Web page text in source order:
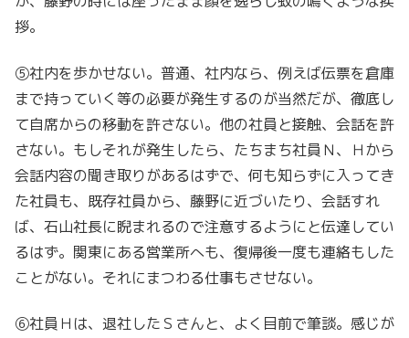
拶。
⑤社内を歩かせない。普通、社内なら、例えば伝票を倉庫
まで持っていく等の必要が発生するのが当然だが、徹底し
て自席からの移動を許さない。他の社員と接触、会話を許
さない。もしそれが発生したら、たちまち社員Ｎ、Ｈから
会話内容の聞き取りがあるはずで、何も知らずに入ってき
た社員も、既存社員から、藤野に近づいたり、会話すれ
ば、石山社長に睨まれるので注意するようにと伝達してい
るはず。関東にある営業所へも、復帰後一度も連絡もした
ことがない。それにまつわる仕事もさせない。
⑥社員Ｈは、退社したＳさんと、よく目前で筆談。感じが